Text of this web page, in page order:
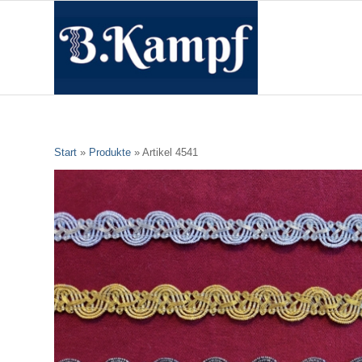
Start » Produkte » Artikel 4541